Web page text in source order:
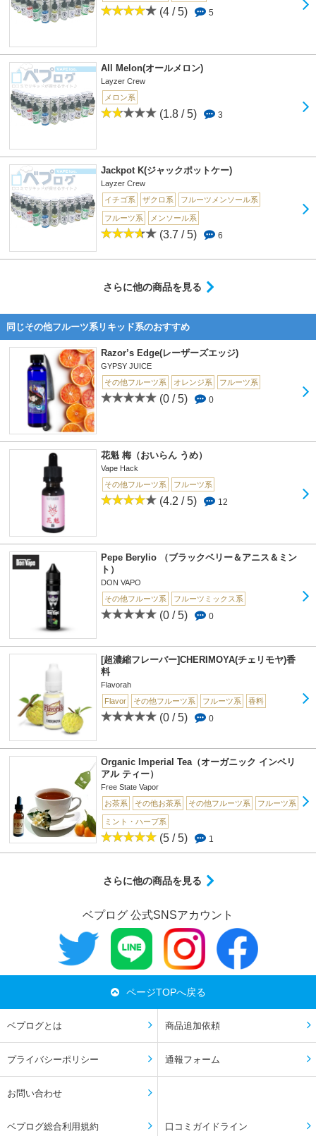
(4 / 5) 5
All Melon(オールメロン)
Layzer Crew
メロン系
(1.8 / 5) 3
Jackpot K(ジャックポットケー)
Layzer Crew
イチゴ系
ザクロ系 フルーツメンソール系
フルーツ系 メンソール系
(3.7 / 5) 6
さらに他の商品を見る
同じその他フルーツ系リキッド系のおすすめ
Razor’s Edge(レーザーズエッジ)
GYPSY JUICE
その他フルーツ系
オレンジ系 フルーツ系
(0 / 5) 0
花魁 梅（おいらん うめ）
Vape Hack
その他フルーツ系
フルーツ系
(4.2 / 5) 12
Pepe Berylio （ブラックベリー＆アニス＆ミン
ト）
DON VAPO
その他フルーツ系
フルーツミックス系
(0 / 5) 0
[超濃縮フレーバー]CHERIMOYA(チェリモヤ)香
料
Flavorah
Flavor
その他フルーツ系 フルーツ系 香料
(0 / 5) 0
Organic Imperial Tea（オーガニック インペリ
アル ティー）
Free State Vapor
お茶系
その他お茶系 その他フルーツ系 フルーツ系
ミント・ハーブ系
(5 / 5) 1
さらに他の商品を見る
ベプログ 公式SNSアカウント
ページTOPへ戻る
ベプログとは 商品追加依頼
プライバシーポリシー 通報フォーム
お問い合わせ
ベプログ総合利用規約 口コミガイドライン